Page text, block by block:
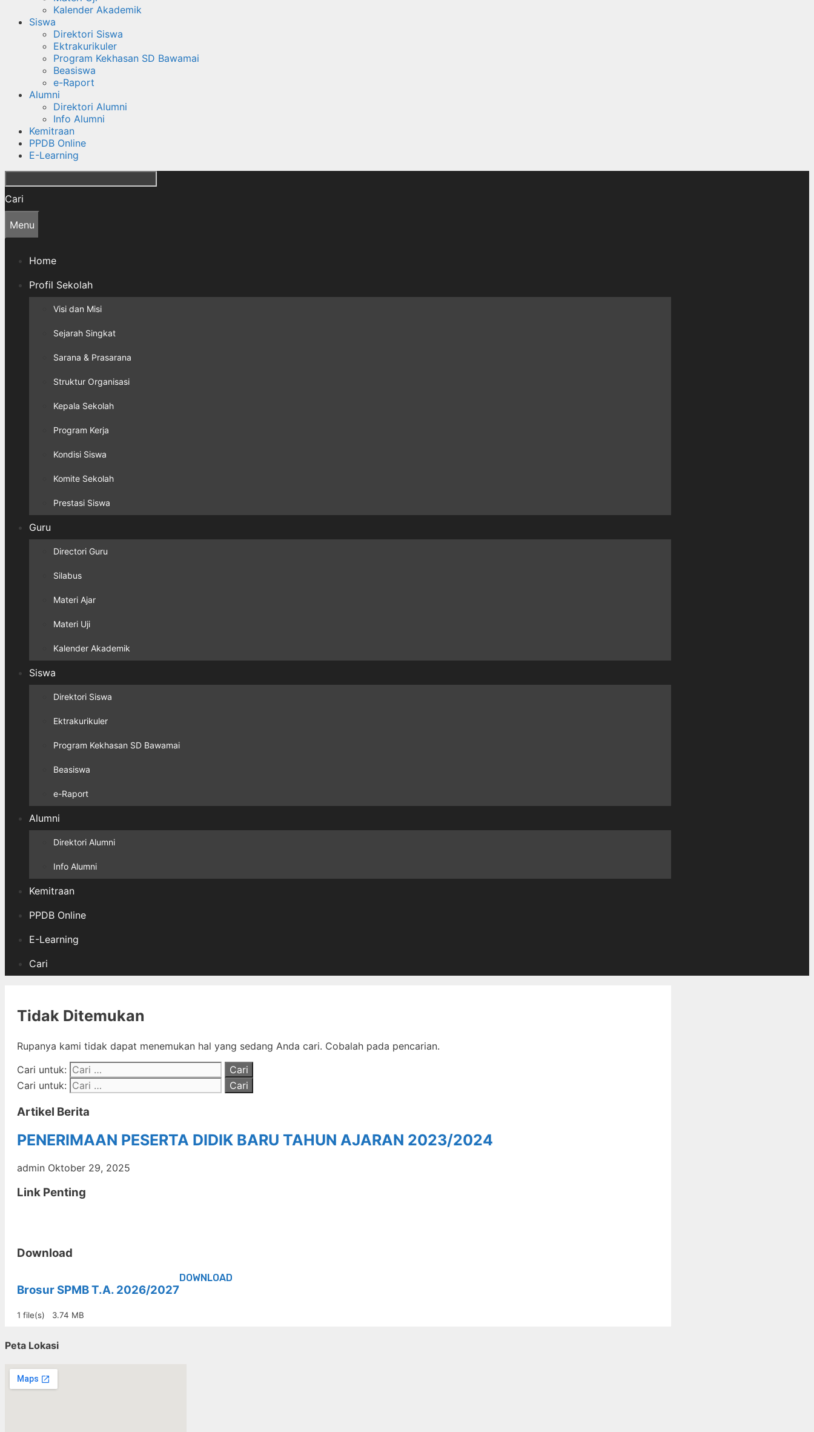
Kalender Akademik
Siswa
Direktori Siswa
Ektrakurikuler
Program Kekhasan SD Bawamai
Beasiswa
e-Raport
Alumni
Direktori Alumni
Info Alumni
Kemitraan
PPDB Online
E-Learning
Cari
Menu
Home
Profil Sekolah
Visi dan Misi
Sejarah Singkat
Sarana & Prasarana
Struktur Organisasi
Kepala Sekolah
Program Kerja
Kondisi Siswa
Komite Sekolah
Prestasi Siswa
Guru
Directori Guru
Silabus
Materi Ajar
Materi Uji
Kalender Akademik
Siswa
Direktori Siswa
Ektrakurikuler
Program Kekhasan SD Bawamai
Beasiswa
e-Raport
Alumni
Direktori Alumni
Info Alumni
Kemitraan
PPDB Online
E-Learning
Cari
Tidak Ditemukan
Rupanya kami tidak dapat menemukan hal yang sedang Anda cari. Cobalah pada pencarian.
Cari untuk:
Cari untuk:
Artikel Berita
PENERIMAAN PESERTA DIDIK BARU TAHUN AJARAN 2023/2024
admin Oktober 29, 2025
Link Penting
Download
Brosur SPMB T.A. 2026/2027
1 file(s) 3.74 MB
DOWNLOAD
Peta Lokasi